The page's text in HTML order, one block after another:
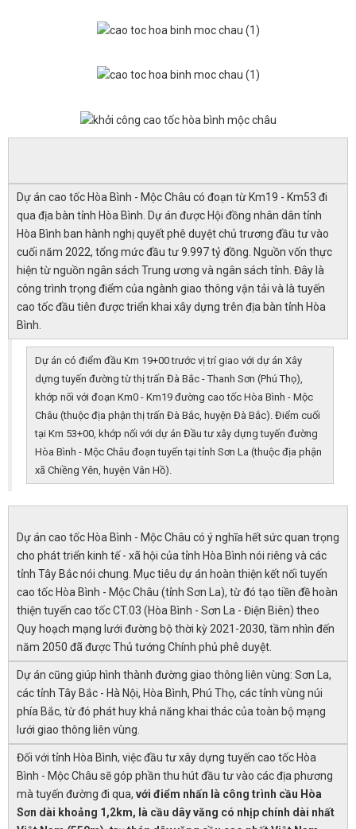
Dự án cao tốc Hòa Bình - Mộc Châu có đoạn từ Km19 - Km53 đi
qua địa bàn tỉnh Hòa Bình. Dự án được Hội đồng nhân dân tỉnh
Hòa Bình ban hành nghị quyết phê duyệt chủ trương đầu tư vào
cuối năm 2022, tổng mức đầu tư 9.997 tỷ đồng. Nguồn vốn thực
hiện từ nguồn ngân sách Trung ương và ngân sách tỉnh. Đây là
công trình trọng điểm của ngành giao thông vận tải và là tuyến
cao tốc đầu tiên được triển khai xây dựng trên địa bàn tỉnh Hòa
Bình.
Dự án có điểm đầu Km 19+00 trước vị trí giao với dự án Xây
dựng tuyến đường từ thị trấn Đà Bắc - Thanh Sơn (Phú Thọ),
khớp nối với đoạn Km0 - Km19 đường cao tốc Hòa Bình - Mộc
Châu (thuộc địa phận thị trấn Đà Bắc, huyện Đà Bắc). Điểm cuối
tại Km 53+00, khớp nối với dự án Đầu tư xây dựng tuyến đường
Hòa Bình - Mộc Châu đoạn tuyến tại tỉnh Sơn La (thuộc địa phận
xã Chiềng Yên, huyện Vân Hồ).
Dự án cao tốc Hòa Bình - Mộc Châu có ý nghĩa hết sức quan trọng
cho phát triển kinh tế - xã hội của tỉnh Hòa Bình nói riêng và các
tỉnh Tây Bắc nói chung. Mục tiêu dự án hoàn thiện kết nối tuyến
cao tốc Hòa Bình - Mộc Châu (tỉnh Sơn La), từ đó tạo tiền đề hoàn
thiện tuyến cao tốc CT.03 (Hòa Bình - Sơn La - Điện Biên) theo
Quy hoạch mạng lưới đường bộ thời kỳ 2021-2030, tầm nhìn đến
năm 2050 đã được Thủ tướng Chính phủ phê duyệt.
Dự án cũng giúp hình thành đường giao thông liên vùng: Sơn La,
các tỉnh Tây Bắc - Hà Nội, Hòa Bình, Phú Thọ, các tỉnh vùng núi
phía Bắc, từ đó phát huy khả năng khai thác của toàn bộ mạng
lưới giao thông liên vùng.
Đối với tỉnh Hòa Bình, việc đầu tư xây dựng tuyến cao tốc Hòa
Bình - Mộc Châu sẽ góp phần thu hút đầu tư vào các địa phương
mà tuyến đường đi qua, với điểm nhấn là công trình cầu Hòa
Sơn dài khoảng 1,2km, là cầu dây văng có nhịp chính dài nhất